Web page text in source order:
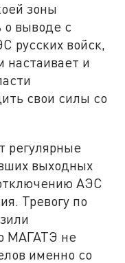
зоны
о выводе с
русских войск,
настаивает и
свои силы со
выходных
АЭС
Тревогу по
МАГАТЭ не
именно со